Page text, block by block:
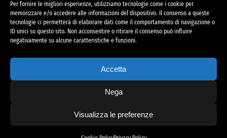
Per fornire le migliori esperienze, utilizziamo tecnologie come i cookie per
memorizzare e/o accedere alle informazioni del dispositivo. Il consenso a queste
tecnologie ci permetterà di elaborare dati come il comportamento di navigazione o
ID unici su questo sito. Non acconsentire o ritirare il consenso può influire
negativamente su alcune caratteristiche e funzioni.
Accetta
Nega
Visualizza le preferenze
Responsabile protezione dati (RPD)